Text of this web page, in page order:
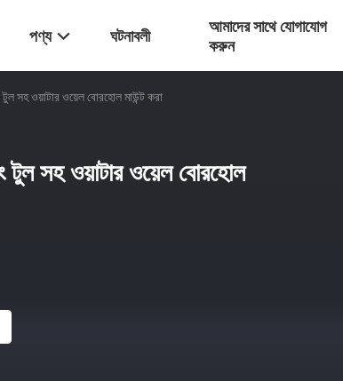
পণ্য ঘটনাবলী
আমাদের সাথে যোগাযোগ
করুন
সহ ওয়াটার ওয়েল বোরহোল মাউন্ট করা
টুল সহ ওয়াটার ওয়েল বোরহোল